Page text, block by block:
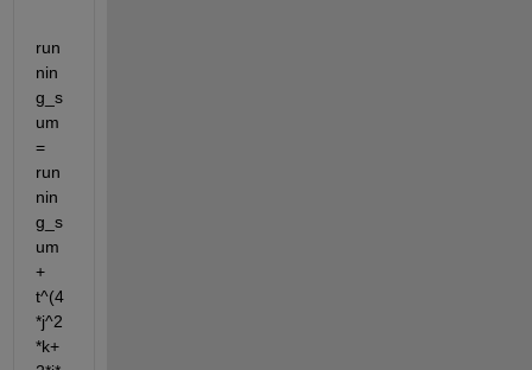
run
nin
g_s
um
=
run
nin
g_s
um
+
t^(4
*j^2
*k+